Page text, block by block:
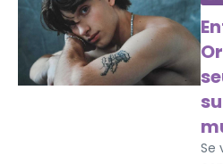
Se